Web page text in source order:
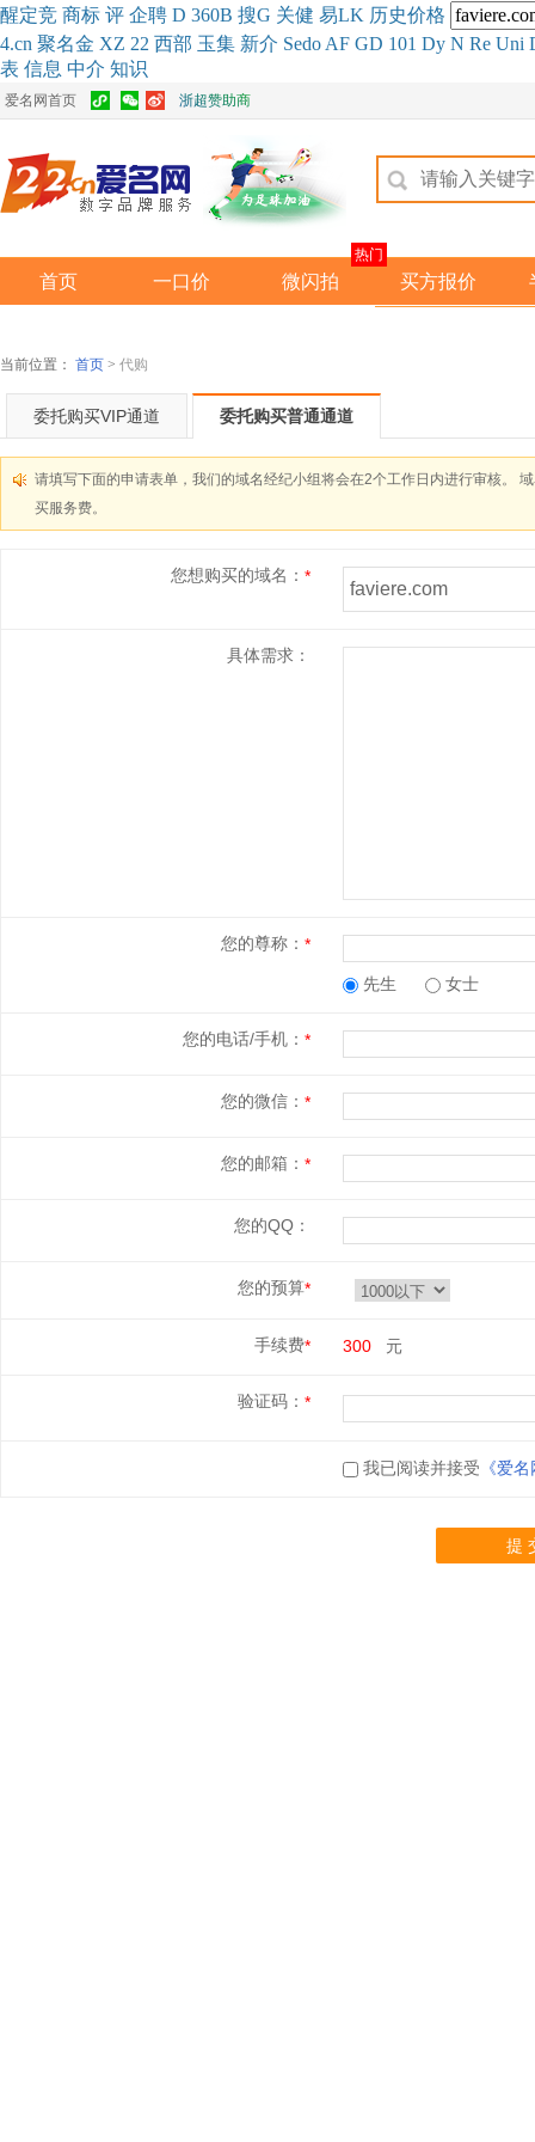
醒定竞 商标 评 企聘 D 360B 搜G 关健 易LK 历史价格
4.cn 聚名金 XZ 22 西部 玉集 新介 Sedo AF GD 101 Dy N Re Uni
表 信息 中介 知识